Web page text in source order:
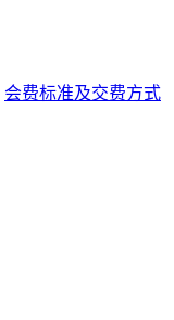
会费标准及交费方式